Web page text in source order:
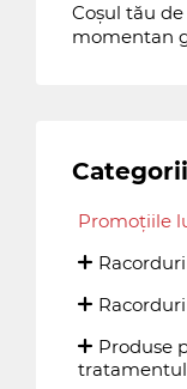
Coșul tău
momentan
Promoțiile
Produse